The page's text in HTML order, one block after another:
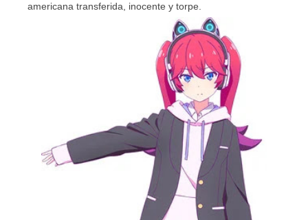
americana transferida, inocente y torpe.